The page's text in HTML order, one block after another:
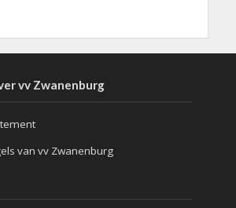
vv Zwanenburg
van vv Zwanenburg